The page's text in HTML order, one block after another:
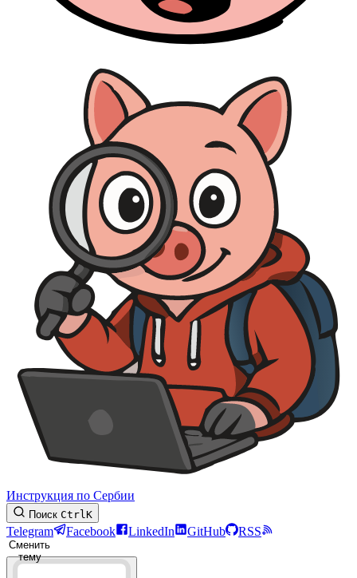
Инструкция по Сербии
Поиск Ctrl K
Telegram Facebook LinkedIn GitHub RSS
Сменить
тему